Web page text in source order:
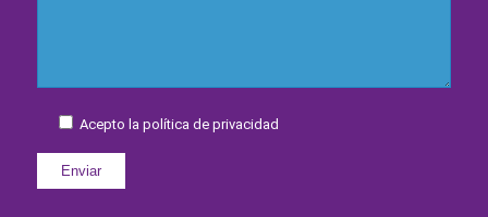
Acepto la política de privacidad